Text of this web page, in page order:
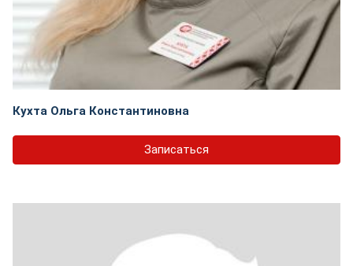
Кухта Ольга Константиновна
Записаться